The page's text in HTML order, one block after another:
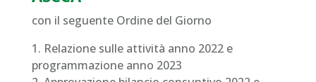
con il seguente Ordine del Giorno
1. Relazione sulle attività anno 2022 e
programmazione anno 2023